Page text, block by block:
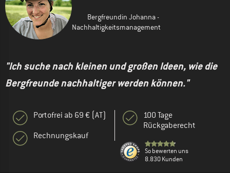
Bergfreundin Johanna -
Nachhaltigkeitsmanagement
"Ich suche nach kleinen und großen Ideen, wie die
Bergfreunde nachhaltiger werden können."
Portofrei ab 69 € (AT)
Rechnungskauf
100 Tage
Rückgaberecht
So bewerten uns
8.830 Kunden